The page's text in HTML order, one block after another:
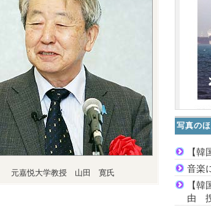
元嘉悦大学教授 山田 寛氏
写真の
【
音楽
【
由